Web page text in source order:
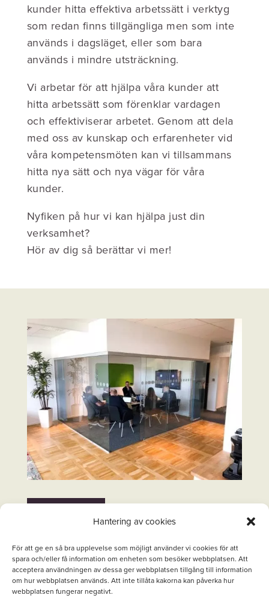
Hantering av cookies
För att ge en så bra upplevelse som möjligt använder vi cookies för att
spara och/eller få information om enheten som besöker webbplatsen. Att
acceptera användningen av dessa ger webbplatsen tillgång till information
om hur webbplatsen används. Att inte tillåta kakorna kan påverka hur
webbplatsen fungerar negativt.
kunder hitta effektiva arbetssätt i verktyg
som redan finns tillgängliga men som inte
används i dagsläget, eller som bara
används i mindre utsträckning.
Vi arbetar för att hjälpa våra kunder att
hitta arbetssätt som förenklar vardagen
och effektiviserar arbetet. Genom att dela
med oss av kunskap och erfarenheter vid
våra kompetensmöten kan vi tillsammans
hitta nya sätt och nya vägar för våra
kunder.
Nyfiken på hur vi kan hjälpa just din
verksamhet?
Hör av dig så berättar vi mer!